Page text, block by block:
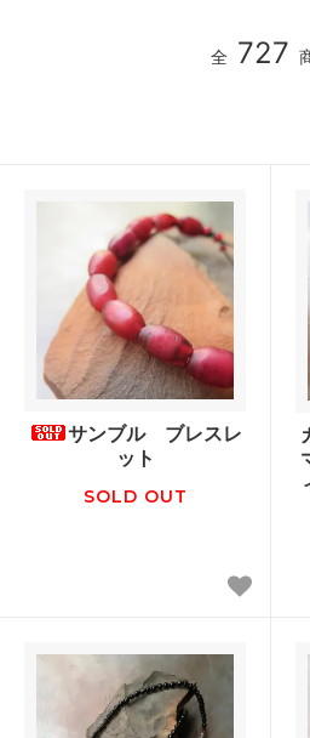
全 727
サンブル ブレスレ
ット
SOLD OUT